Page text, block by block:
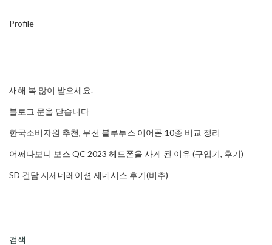
Profile
새해 복 많이 받으세요.
블로그 문을 닫습니다
한국소비자원 추천, 무선 블루투스 이어폰 10종 비교 정리
어쩌다보니 보스 QC 2023 헤드폰을 사게 된 이유 (구입기, 후기)
SD 건담 지제네레이션 제네시스 후기(비추)
검색